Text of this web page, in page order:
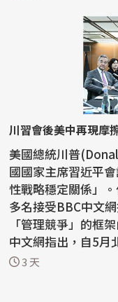
川習會後美中再現摩
美國總統川普
國國家主席習近平
性戰略穩定關係」
多名接受BBC中文
「管理競爭」的框架內互相試
中文網指出，自5月
「一邊...
3 天